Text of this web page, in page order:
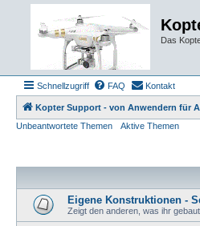
Das
Schnellzugriff FAQ Kontakt
Kopter Support - von Anwendern für
Unbeantwortete Themen
Aktive Themen
Eigene Konstruktionen -
Zeigt den anderen, was ihr